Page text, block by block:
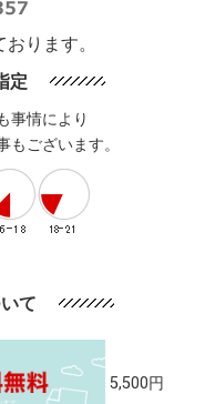
ります。
定
事情により
ございます。
て
5,500円